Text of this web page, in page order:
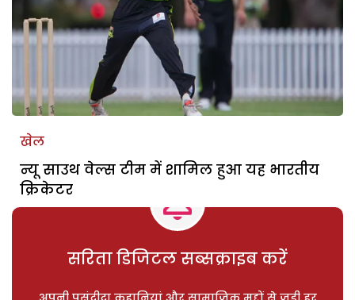
खेल
न्यू साउथ वेल्स टीम में शामिल हुआ यह भारतीय
क्रिकेटर
सरिता डिजिटल सब्सक्राइब करें